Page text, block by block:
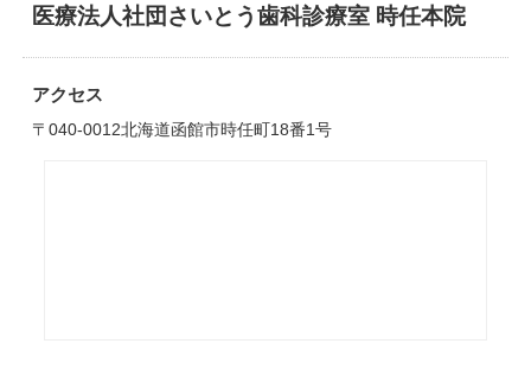
医療法人社団さいとう歯科診療室 時任本院
アクセス
〒040-0012北海道函館市時任町18番1号